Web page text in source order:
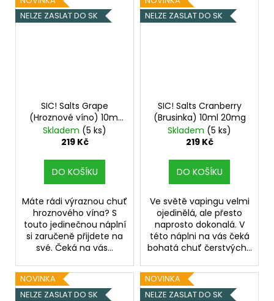
NELZE ZASLAT DO SK
SIC! Salts Grape
(Hroznové víno) 10ml
16mg
Skladem (5 ks)
219 Kč
DO KOŠÍKU
Máte rádi výraznou chuť
hroznového vína? S
touto jedinečnou náplní
si zaručeně přijdete na
své. Čeká na vás...
NELZE ZASLAT DO SK
SIC! Salts Cranberry
(Brusinka) 10ml 20mg
Skladem (5 ks)
219 Kč
DO KOŠÍKU
Ve světě vapingu velmi
ojedinělá, ale přesto
naprosto dokonalá. V
této náplni na vás čeká
bohatá chuť čerstvých...
NOVINKA
NELZE ZASLAT DO SK
NOVINKA
NELZE ZASLAT DO SK